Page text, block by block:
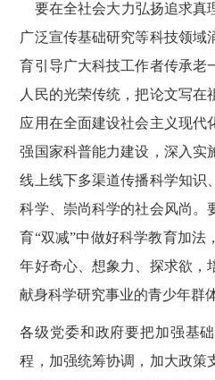
要在全社会大力弘扬追求真
广泛宣传基础研究等科技领域
育引导广大科技工作者传承老
人民的光荣传统，把论文写在
应用在全面建设社会主义现代
强国家科普能力建设，深入实
线上线下多渠道传播科学知识
科学、崇尚科学的社会风尚。
育“双减”中做好科学教育加法
年好奇心、想象力、探求欲，
献身科学研究事业的青少年群
各级党委和政府要把加强基
程，加强统筹协调，加大政策